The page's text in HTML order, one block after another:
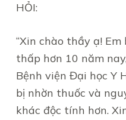
HỎI:
“Xin chào thầy ạ!
thấp hơn 10 năm
Bệnh viện Đại học Y
bị nhờn thuốc và
khác độc tính hơn.